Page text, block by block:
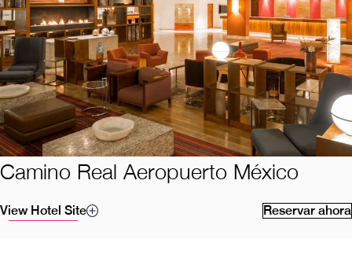
Camino Real Aeropuerto México
Reservar ahora
View Hotel Site